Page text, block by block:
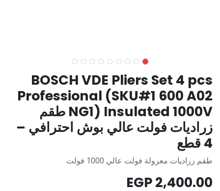
BOSCH VDE Pliers Set 4 pcs
Professional (SKU#1 600 A02
NG1) Insulated 1000V طقم
زراديات فولت عالي بوش احترافي –
4 قطع
طقم زراديات معزولة فولت عالي 1000 فولت
2,400.00